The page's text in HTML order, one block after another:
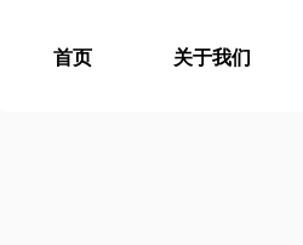
首页 关于我们